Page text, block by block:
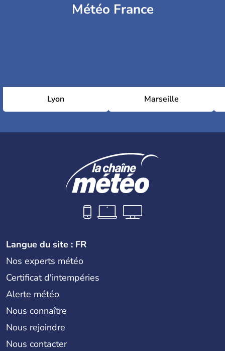
Météo France
Lyon Marseille
Langue du site : FR
Nos experts météo
Certificat d'intempéries
Alerte météo
Nous connaître
Nous rejoindre
Nous contacter